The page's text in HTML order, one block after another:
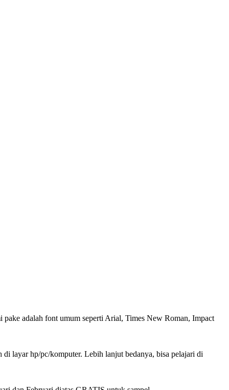
adalah font umum seperti Arial, Times New Roman, Impact
layar hp/pc/komputer. Lebih lanjut bedanya, bisa pelajari di